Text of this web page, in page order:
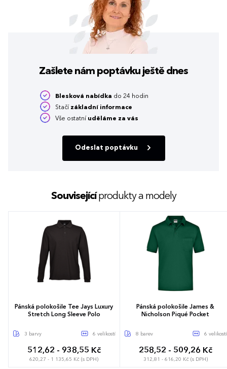
Zašlete nám poptávku ještě dnes
Blesková nabídka do 24 hodin
Stačí základní informace
Vše ostatní uděláme za vás
Odeslat poptávku
Souvisejícíprodukty a modely
Pánská polokošile Tee Jays Luxury
Stretch Long Sleeve Polo
3 barvy 6 velikostí
512,62 - 938,55 Kč
620,27 - 1 135,65 Kč (s DPH)
Pánská polokošile James &
Nicholson Piqué Pocket
8 barev 6 velikostí
258,52 - 509,26 Kč
312,81 - 616,20 Kč (s DPH)